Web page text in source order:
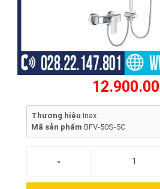
Thương hiệu Inax
Mã sản phẩm BFV-50S-5C